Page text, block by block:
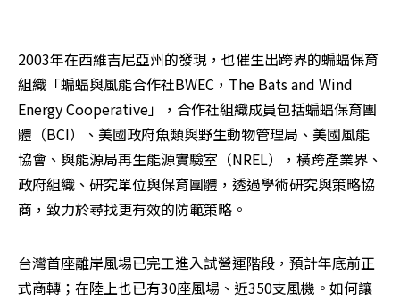
2003年在西維吉尼亞州的發現，也催生出跨界的蝙蝠保育
組織「蝙蝠與風能合作社BWEC，The Bats and Wind
Energy Cooperative」，合作社組織成員包括蝙蝠保育團
體（BCI）、美國政府魚類與野生動物管理局、美國風能
協會、與能源局再生能源實驗室（NREL），橫跨產業界、
政府組織、研究單位與保育團體，透過學術研究與策略協
商，致力於尋找更有效的防範策略。
台灣首座離岸風場已完工進入試營運階段，預計年底前正
式商轉；在陸上也已有30座風場、近350支風機。如何讓